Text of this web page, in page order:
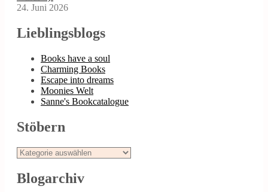
24. Juni 2026
Lieblingsblogs
Books have a soul
Charming Books
Escape into dreams
Moonies Welt
Sanne's Bookcatalogue
Stöbern
Stöbern
Blogarchiv